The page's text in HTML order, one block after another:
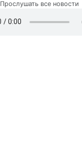
Прослушать все новости